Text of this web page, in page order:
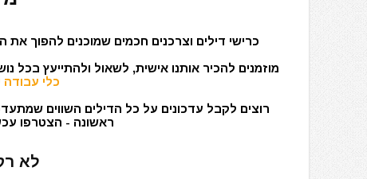
כרישי דילים וצרכנים חכמים שמוכנים להפוך
מוזמנים להכיר אותנו אישית, לשאול ולהתייעץ בכל
כלי עבודה
רוצים לקבל עדכונים על כל הדילים השווים
ראשונה - הצטרפו
לא